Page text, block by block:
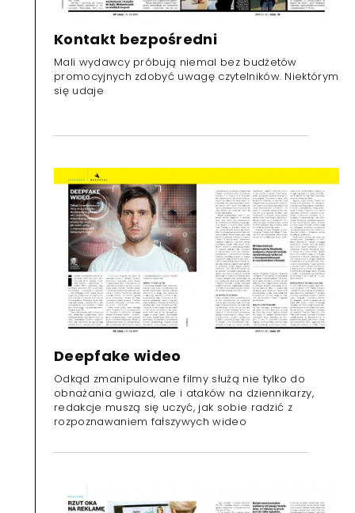
Kontakt bezpośredni
Mali wydawcy próbują niemal bez budżetów
promocyjnych zdobyć uwagę czytelników. Niektórym
się udaje
Deepfake wideo
Odkąd zmanipulowane filmy służą nie tylko do
obnażania gwiazd, ale i ataków na dziennikarzy,
redakcje muszą się uczyć, jak sobie radzić z
rozpoznawaniem fałszywych wideo